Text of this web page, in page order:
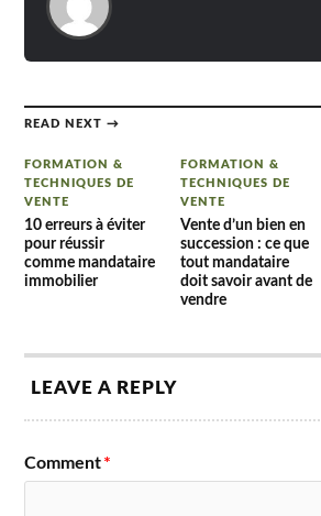
READ NEXT →
FORMATION &
TECHNIQUES DE
VENTE
10 erreurs à éviter
pour réussir
comme mandataire
immobilier
FORMATION &
TECHNIQUES DE
VENTE
Vente d’un bien en
succession : ce que
tout mandataire
doit savoir avant de
vendre
LEAVE A REPLY
Comment*